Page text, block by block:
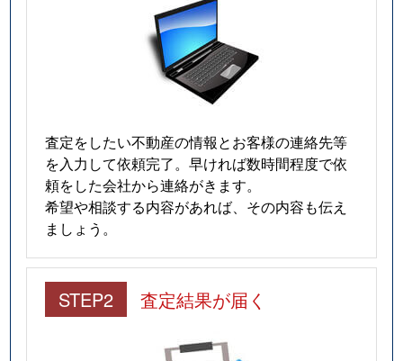
査定をしたい不動産の情報とお客様の連絡先等
を入力して依頼完了。早ければ数時間程度で依
頼をした会社から連絡がきます。
希望や相談する内容があれば、その内容も伝え
ましょう。
STEP2 査定結果が届く